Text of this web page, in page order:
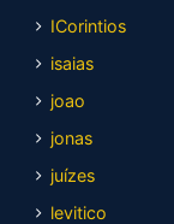
ICorintios
isaias
joao
jonas
juízes
levitico